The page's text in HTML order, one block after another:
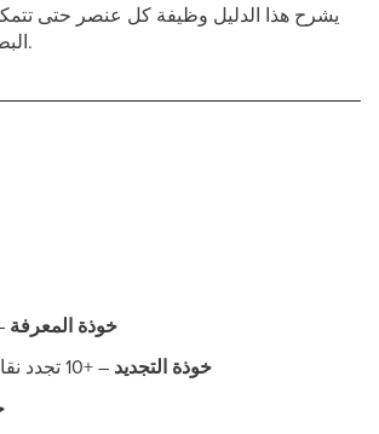
يشرح هذا الدليل وظيفة كل عنصر حتى
البطل المناسبة لبطلِك.
خوذة المعرفة –
خوذة التجديد – +10 تجدد نقاط الصحة/يوم